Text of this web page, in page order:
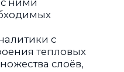
ними
с
тепловых
слоёв,